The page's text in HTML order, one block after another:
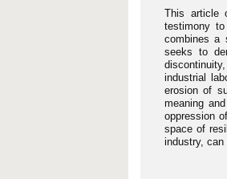
This article
testimony
combines a
seeks to
industrial
erosion of
meaning
oppression
space of
industry, can